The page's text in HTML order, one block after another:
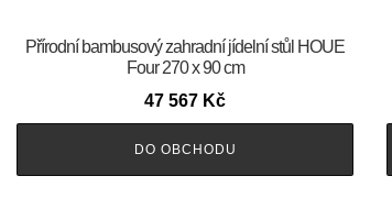
Přírodní bambusový zahradní jídelní stůl HOUE
Four 270 x 90 cm
47 567 Kč
DO OBCHODU